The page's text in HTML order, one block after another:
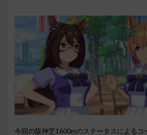
今回の阪神芝1600mのステータスによるコ